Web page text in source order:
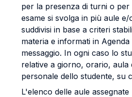
per la presenza di turni o
esame si svolga in più aule
suddivisi in base a criteri
materia e informati in
messaggio. In ogni caso lo
relative a giorno, orario, aula
personale dello studente, su
L'elenco delle aule